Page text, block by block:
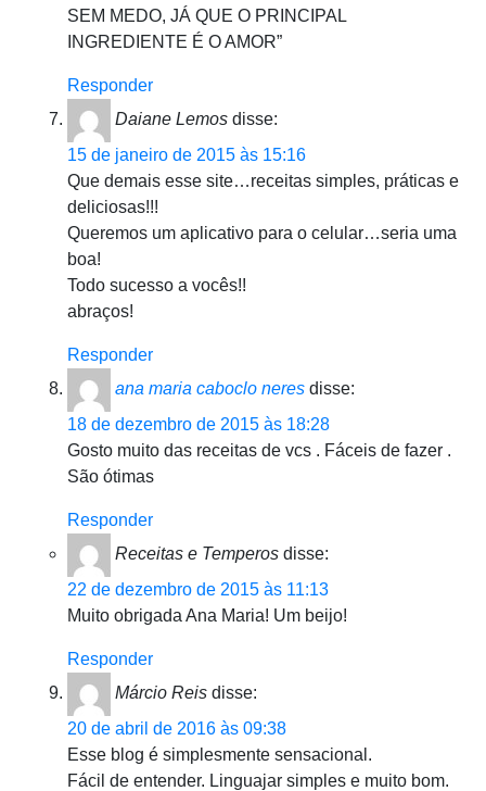
SEM MEDO, JÁ QUE O PRINCIPAL
INGREDIENTE É O AMOR”
Responder
Daiane Lemos disse:
15 de janeiro de 2015 às 15:16
Que demais esse site…receitas simples, práticas e
deliciosas!!!
Queremos um aplicativo para o celular…seria uma
boa!
Todo sucesso a vocês!!
abraços!
Responder
ana maria caboclo neres disse:
18 de dezembro de 2015 às 18:28
Gosto muito das receitas de vcs . Fáceis de fazer .
São ótimas
Responder
Receitas e Temperos disse:
22 de dezembro de 2015 às 11:13
Muito obrigada Ana Maria! Um beijo!
Responder
Márcio Reis disse:
20 de abril de 2016 às 09:38
Esse blog é simplesmente sensacional.
Fácil de entender. Linguajar simples e muito bom.